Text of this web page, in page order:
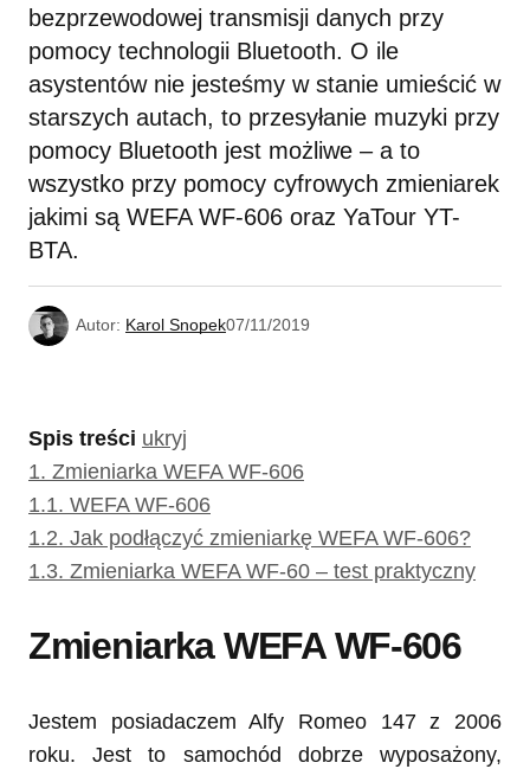
bezprzewodowej transmisji danych przy
pomocy technologii Bluetooth. O ile
asystentów nie jesteśmy w stanie umieścić w
starszych autach, to przesyłanie muzyki przy
pomocy Bluetooth jest możliwe – a to
wszystko przy pomocy cyfrowych zmieniarek
jakimi są WEFA WF-606 oraz YaTour YT-
BTA.
Autor: Karol Snopek07/11/2019
Spis treści ukryj
1. Zmieniarka WEFA WF-606
1.1. WEFA WF-606
1.2. Jak podłączyć zmieniarkę WEFA WF-606?
1.3. Zmieniarka WEFA WF-60 – test praktyczny
Zmieniarka WEFA WF-606
Jestem posiadaczem Alfy Romeo 147 z 2006
roku. Jest to samochód dobrze wyposażony,